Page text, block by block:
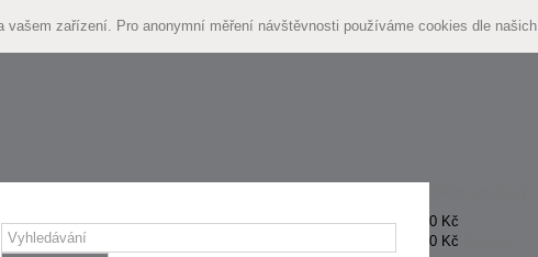
zařízení. Pro anonymní měření návštěvnosti používáme cookies dle našich
0 Kč
0 Kč